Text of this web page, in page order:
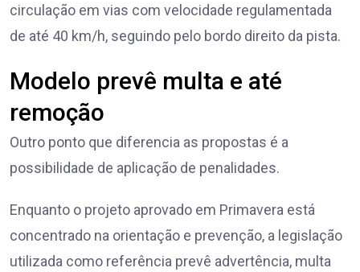
circulação em vias com velocidade regulamentada
de até 40 km/h, seguindo pelo bordo direito da pista.
Modelo prevê multa e até
remoção
Outro ponto que diferencia as propostas é a
possibilidade de aplicação de penalidades.
Enquanto o projeto aprovado em Primavera está
concentrado na orientação e prevenção, a legislação
utilizada como referência prevê advertência, multa